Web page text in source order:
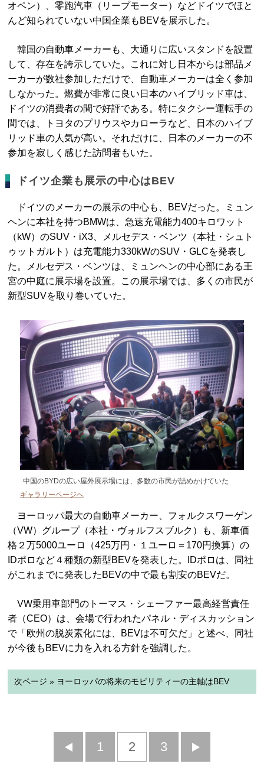
オペン）、零跑汽車（リープモーター）などドイツでほと
んど知られていない中国企業もBEVを展示した。
韓国の自動車メーカーも、大通りに広いスタンドを設置
して、存在を誇示していた。これに対し日本からは部品メ
ーカーが数社参加しただけで、自動車メーカーは全く参加
しなかった。燃費が非常に良い日本のハイブリッド車は、
ドイツの消費者の間で好評である。特にタクシー運転手の
間では、トヨタのプリウスやカローラなど、日本のハイブ
リッド車の人気が高い。それだけに、日本のメーカーの不
参加を寂しく感じた訪問者もいた。
ドイツ企業も展示の中心はBEV
ドイツのメーカーの展示の中心も、BEVだった。ミュン
ヘンに本社を持つBMWは、急速充電能力400キロワット
（kW）のSUV・iX3、メルセデス・ベンツ（本社・シュト
ゥットガルト）は充電能力330kWのSUV・GLCを発表し
た。メルセデス・ベンツは、ミュンヘンの中心部にある王
宮の中庭に展示場を設置。この展示場では、多くの市民が
新型SUVを取り巻いていた。
中国のBYDの広い屋外展示場には、 多数の市民が詰めかけていた
ギャラリーページへ
ヨーロッパ最大の自動車メーカー、フォルクスワーゲン
（VW）グループ（本社・ヴォルフスブルク）も、新車価
格２万5000ユーロ（425万円・１ユーロ＝170円換算）の
IDポロなど４種類の新型BEVを発表した。IDポロは、同社
がこれまでに発表したBEVの中で最も割安のBEVだ。
VW乗用車部門のトーマス・シェーファー最高経営責任
者（CEO）は、会場で行われたパネル・ディスカッション
で「欧州の脱炭素化には、BEVは不可欠だ」と述べ、同社
が今後もBEVに力を入れる方針を強調した。
次ページ » ヨーロッパの将来のモビリティーの主軸はBEV
前
1 2 3